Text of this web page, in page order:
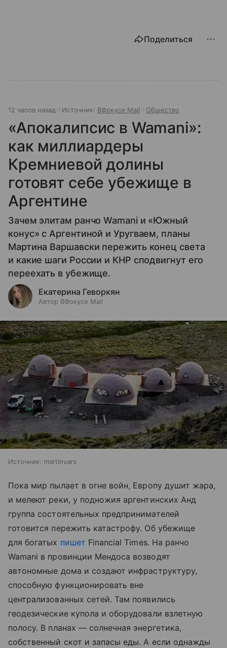
Поделиться
12 часов назад Источник: ВФокусе Mail Общество
«Апокалипсис в Wamani»:
как миллиардеры
Кремниевой долины
готовят себе убежище в
Аргентине
Зачем элитам ранчо Wamani и «Южный
конус» с Аргентиной и Уругваем, планы
Мартина Варшавски пережить конец света
и какие шаги России и КНР сподвигнут его
переехать в убежище.
Екатерина Геворкян
Автор ВФокусе Mail
Источник: martinvars
Пока мир пылает в огне войн, Европу душит жара,
и мелеют реки, у подножия аргентинских Анд
группа состоятельных предпринимателей
готовится пережить катастрофу. Об убежище
для богатых пишет Financial Times. На ранчо
Wamani в провинции Мендоса возводят
автономные дома и создают инфраструктуру,
способную функционировать вне
централизованных сетей. Там появились
геодезические купола и оборудовали взлетную
полосу. В планах — солнечная энергетика,
собственный скот и запасы еды. А если однажды